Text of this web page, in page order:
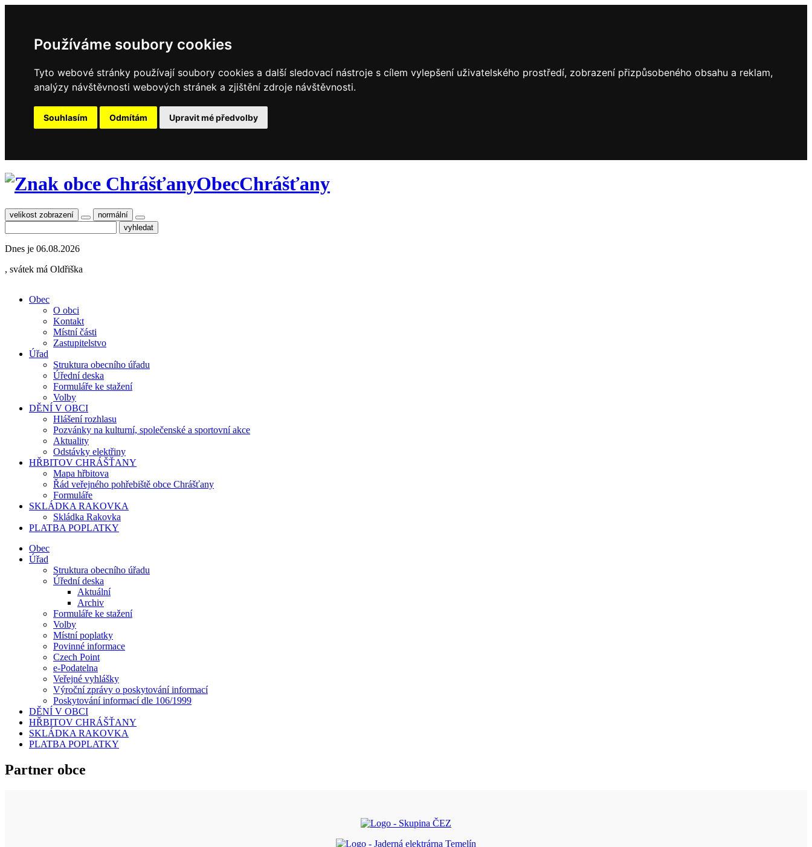
Používáme soubory cookies
Tyto webové stránky používají soubory cookies a další sledovací nástroje s cílem vylepšení uživatelského prostředí, zobrazení přizpůsobeného obsahu a reklam,
analýzy návštěvnosti webových stránek a zjištění zdroje návštěvnosti.
Souhlasím Odmítám Upravit mé předvolby
ObecChrášťany
velikost zobrazení normální
Dnes je 06.08.2026
, svátek má Oldřiška
Obec
O obci
Kontakt
Místní části
Zastupitelstvo
Úřad
Struktura obecního úřadu
Úřední deska
Formuláře ke stažení
Volby
DĚNÍ V OBCI
Hlášení rozhlasu
Pozvánky na kulturní, společenské a sportovní akce
Aktuality
Odstávky elektřiny
HŘBITOV CHRÁŠŤANY
Mapa hřbitova
Řád veřejného pohřebiště obce Chrášťany
Formuláře
SKLÁDKA RAKOVKA
Skládka Rakovka
PLATBA POPLATKY
Obec
Úřad
Struktura obecního úřadu
Úřední deska
Aktuální
Archiv
Formuláře ke stažení
Volby
Místní poplatky
Povinné informace
Czech Point
e-Podatelna
Veřejné vyhlášky
Výroční zprávy o poskytování informací
Poskytování informací dle 106/1999
DĚNÍ V OBCI
HŘBITOV CHRÁŠŤANY
SKLÁDKA RAKOVKA
PLATBA POPLATKY
Partner obce